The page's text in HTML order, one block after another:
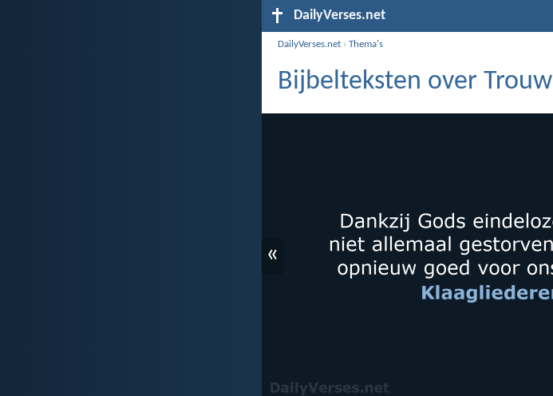
DailyVerses.net
DailyVerses.net ›Thema's
Bijbelteksten over Trouw
«